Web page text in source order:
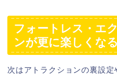
フォートレス・エ
ンが更に楽しくな
次はアトラクションの裏設